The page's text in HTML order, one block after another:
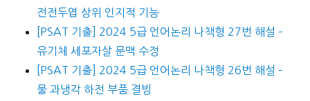
전전두엽 상위 인지적 기능
[PSAT 기출] 2024 5급 언어논리 나책형 27번 해설 –
유기체 세포자살 문맥 수정
[PSAT 기출] 2024 5급 언어논리 나책형 26번 해설 –
물 과냉각 하전 부품 결빙